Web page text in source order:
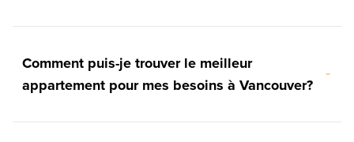
Comment puis-je trouver le meilleur
appartement pour mes besoins à Vancouver?